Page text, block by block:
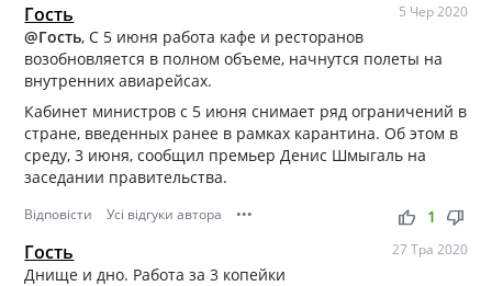
Гость 5 Чер 2020
@Гость, С 5 июня работа кафе и ресторанов
возобновляется в полном объеме, начнутся полеты на
внутренних авиарейсах.
Кабинет министров с 5 июня снимает ряд ограничений в
стране, введенных ранее в рамках карантина. Об этом в
среду, 3 июня, сообщил премьер Денис Шмыгаль на
заседании правительства.
Відповісти Усі відгуки автора ••• thumb_up thumb_down
1
Гость 27 Тра 2020
Днище и дно. Работа за 3 копейки